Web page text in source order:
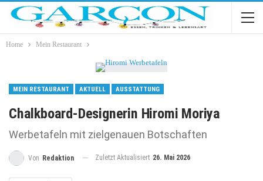
Home Mein Restaurant
MEIN RESTAURANT AKTUELL AUSSTATTUNG
Chalkboard-Designerin Hiromi Moriya
Werbetafeln mit zielgenauen Botschaften
Von Redaktion Zuletzt Aktualisiert 26. Mai 2026